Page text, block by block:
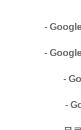
-
-
-
-